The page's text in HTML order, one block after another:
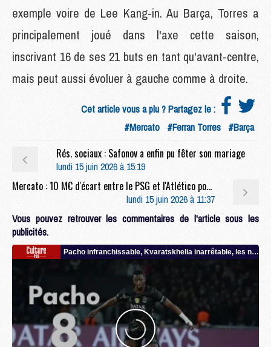
exemple voire de Lee Kang-in. Au Barça, Torres a
principalement joué dans l'axe cette saison,
inscrivant 16 de ses 21 buts en tant qu'avant-centre,
mais peut aussi évoluer à gauche comme à droite.
Cet article vous a plu ? Partagez le :
#Mercato #Ferran Torres #Barça
Rés. sociaux : Safonov a enfin pu fêter son mariage
lundi 15 juin 2026 à 15:19
Mercato : 10 M€ d'écart entre le PSG et l'Atlético pour Lee ?
lundi 15 juin 2026 à 11:37
Vous pouvez retrouver les commentaires de l'article sous les
publicités.